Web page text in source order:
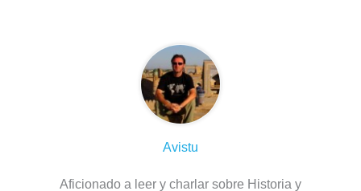
Avistu
Aficionado a leer y charlar sobre Historia y